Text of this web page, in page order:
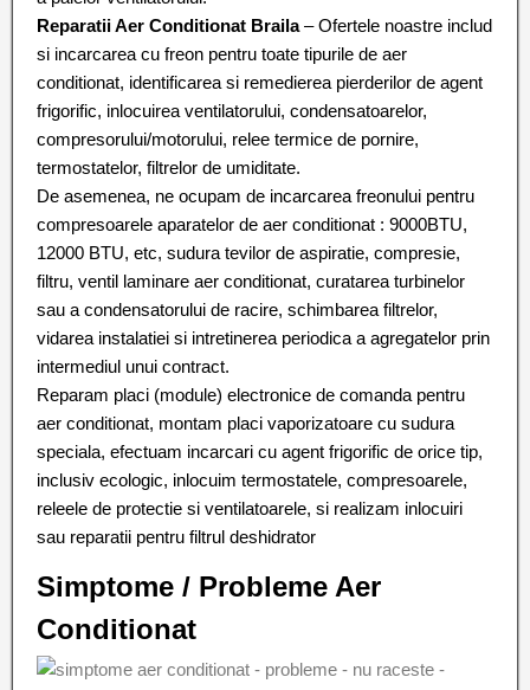
Reparatii Aer Conditionat Braila– Ofertele noastre includ
si incarcarea cu freon pentru toate tipurile de aer
conditionat, identificarea si remedierea pierderilor de agent
frigorific, inlocuirea ventilatorului, condensatoarelor,
compresorului/motorului, relee termice de pornire,
termostatelor, filtrelor de umiditate.
De asemenea, ne ocupam de incarcarea freonului pentru
compresoarele aparatelor de aer conditionat : 9000BTU,
12000 BTU, etc, sudura tevilor de aspiratie, compresie,
filtru, ventil laminare aer conditionat, curatarea turbinelor
sau a condensatorului de racire, schimbarea filtrelor,
vidarea instalatiei si intretinerea periodica a agregatelor prin
intermediul unui contract.
Reparam placi (module) electronice de comanda pentru
aer conditionat, montam placi vaporizatoare cu sudura
speciala, efectuam incarcari cu agent frigorific de orice tip,
inclusiv ecologic, inlocuim termostatele, compresoarele,
releele de protectie si ventilatoarele, si realizam inlocuiri
sau reparatii pentru filtrul deshidrator
Simptome / Probleme Aer
Conditionat